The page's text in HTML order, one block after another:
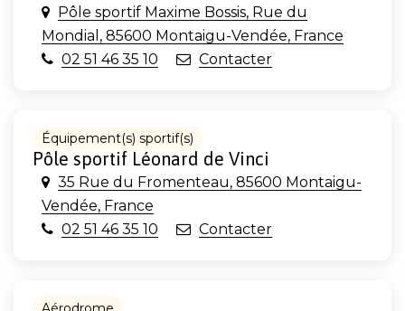
Pôle sportif Maxime Bossis, Rue du
Mondial, 85600 Montaigu-Vendée, France
02 51 46 35 10
Contacter
Équipement(s) sportif(s)
Pôle sportif Léonard de Vinci
35 Rue du Fromenteau, 85600 Montaigu-
Vendée, France
02 51 46 35 10
Contacter